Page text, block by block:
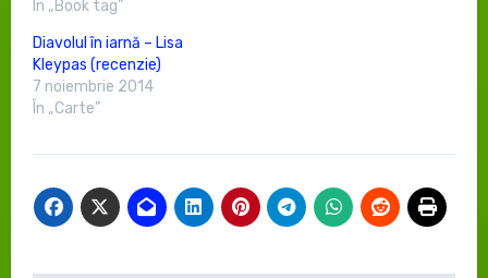
În „Book tag”
Diavolul în iarnă – Lisa
Kleypas (recenzie)
7 noiembrie 2014
În „Carte”